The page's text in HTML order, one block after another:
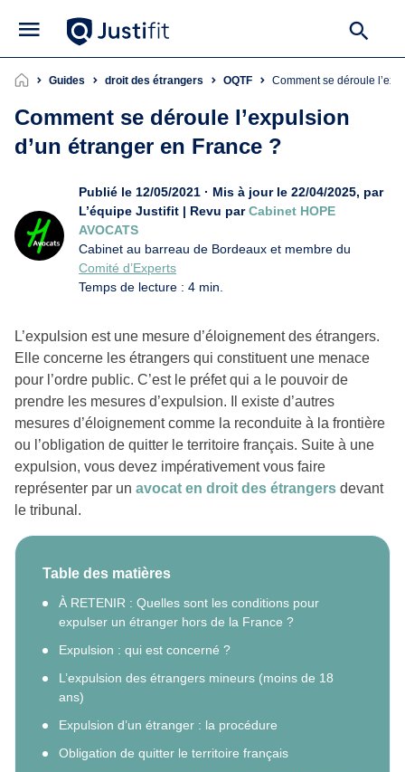
Guides droit des étrangers OQTF Comment se déroule
Comment se déroule l’expulsion
d’un étranger en France ?
Publié le 12/05/2021 · Mis à jour le 22/04/2025, par
L’équipe Justifit | Revu parCabinet HOPE
AVOCATS
Cabinet au barreau de Bordeaux et membre du
Comité d’Experts
Temps de lecture : 4 min.
L’expulsion est une mesure d’éloignement des étrangers.
Elle concerne les étrangers qui constituent une menace
pour l’ordre public. C’est le préfet qui a le pouvoir de
prendre les mesures d’expulsion. Il existe d’autres
mesures d’éloignement comme la reconduite à la frontière
ou l’obligation de quitter le territoire français. Suite à une
expulsion, vous devez impérativement vous faire
représenter par un avocat en droit des étrangers devant
le tribunal.
Table des matières
À RETENIR : Quelles sont les conditions pour
expulser un étranger hors de la France ?
Expulsion : qui est concerné ?
L’expulsion des étrangers mineurs (moins de 18
ans)
Expulsion d’un étranger : la procédure
Obligation de quitter le territoire français